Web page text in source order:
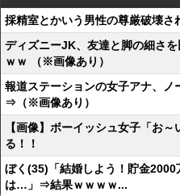
採精室とかいう男性の尊厳破壊さ
ディズニーJK、友達と脚の細さ
ｗｗ （※画像あり）
報道ステーションの女子アナ、ノ
⇒（※画像あり）
【画像】ボーイッシュ女子「お
る！！
ぼく(35)「結婚しよう！貯金
は…」⇒結果ｗｗｗｗ...